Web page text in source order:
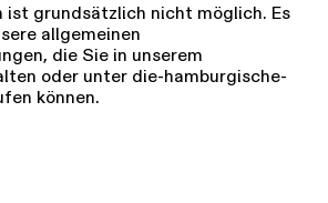
ist grundsätzlich nicht möglich. Es
allgemeinen
die Sie in unserem
oder unter die-hamburgische-
können.